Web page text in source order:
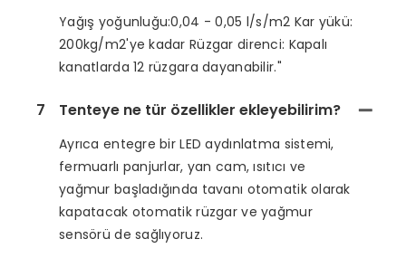
Yağış yoğunluğu:0,04 - 0,05 l/s/m2 Kar yükü:
200kg/m2'ye kadar Rüzgar direnci: Kapalı
kanatlarda 12 rüzgara dayanabilir."
7 Tenteye ne tür özellikler ekleyebilirim?
Ayrıca entegre bir LED aydınlatma sistemi,
fermuarlı panjurlar, yan cam, ısıtıcı ve
yağmur başladığında tavanı otomatik olarak
kapatacak otomatik rüzgar ve yağmur
sensörü de sağlıyoruz.